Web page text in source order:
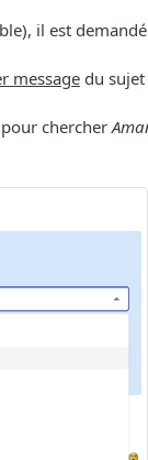
il est
message du
pour chercher